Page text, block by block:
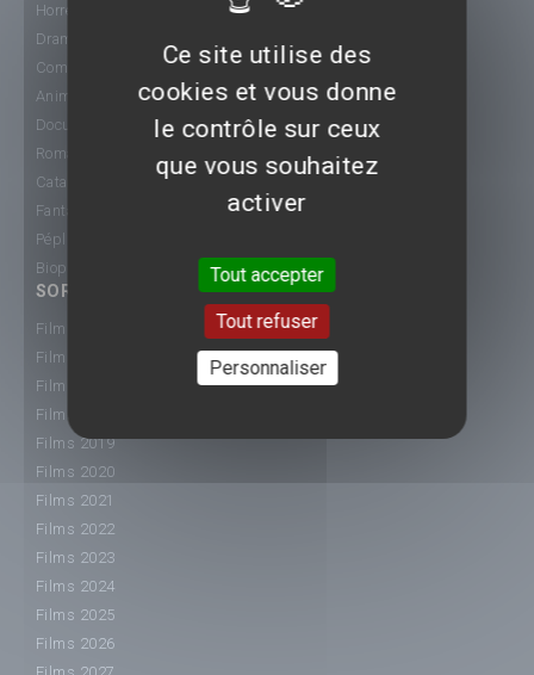
Horreur
Drame
Comédie
Animation
Documentaire
Romance
Catastrophe
Fantastique
Péplum
Biopic
SORTIE CINÉ
Films 2015
Films 2016
Films 2017
Films 2018
Films 2019
Films 2020
Films 2021
Films 2022
Films 2023
Films 2024
Films 2025
Films 2026
Ce site utilise des
cookies et vous donne
le contrôle sur ceux
que vous souhaitez
activer
Tout accepter
Tout refuser
Personnaliser